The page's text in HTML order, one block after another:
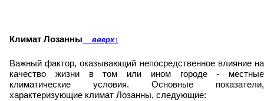
Климат Лозанны вверх↑
Важный фактор, оказывающий непосредственное влияние на
качество жизни в том или ином городе - местные
климатические условия. Основные показатели,
характеризующие климат Лозанны, следующие: